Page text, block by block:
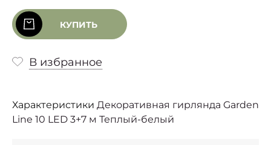
КУПИТЬ
В избранное
Характеристики Декоративная гирлянда Garden
Line 10 LED 3+7 м Теплый-белый